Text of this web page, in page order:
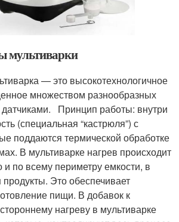
мультиварки
— это высокотехнологичное
множеством разнообразных
датчиками. Принцип работы: внутри
(специальная “кастрюля”) с
поддаются термической обработке
В мультиварке нагрев происходит
и по всему периметру емкости, в
продукты. Это обеспечивает
пищи. В добавок к
нагреву в мультиварке